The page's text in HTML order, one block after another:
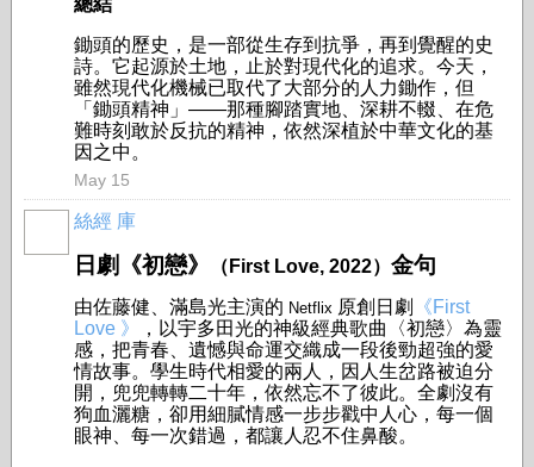
總結
鋤頭的歷史，是一部從生存到抗爭，再到覺醒的史
詩。它起源於土地，止於對現代化的追求。今天，
雖然現代化機械已取代了大部分的人力鋤作，但
「鋤頭精神」——那種腳踏實地、深耕不輟、在危
難時刻敢於反抗的精神，依然深植於中華文化的基
因之中。
May 15
絲經 庫
日劇《初戀》 （First Love, 2022） 金句
由佐藤健、滿島光主演的 Netflix 原創日劇
《First
Love 》
，以宇多田光的神級經典歌曲〈初戀〉為靈
感，把青春、遺憾與命運交織成一段後勁超強的愛
情故事。學生時代相愛的兩人，因人生岔路被迫分
開，兜兜轉轉二十年，依然忘不了彼此。全劇沒有
狗血灑糖，卻用細膩情感一步步戳中人心，每一個
眼神、每一次錯過，都讓人忍不住鼻酸。